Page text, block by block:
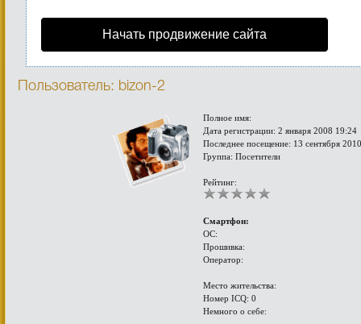
Начать продвижение сайта
Пользователь: bizon-2
Полное имя:
Дата регистрации: 2 января 2008 19:24
Последнее посещение: 13 сентября
Группа: Посетители
Рейтинг:
Смартфон:
ОС:
Прошивка:
Оператор:
Место жительства:
Номер ICQ: 0
Немного о себе: